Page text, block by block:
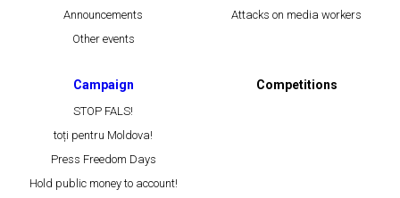
Announcements
Other events
Attacks on media workers
Campaign
STOP FALS!
toți pentru Moldova!
Press Freedom Days
Hold public money to account!
Competitions